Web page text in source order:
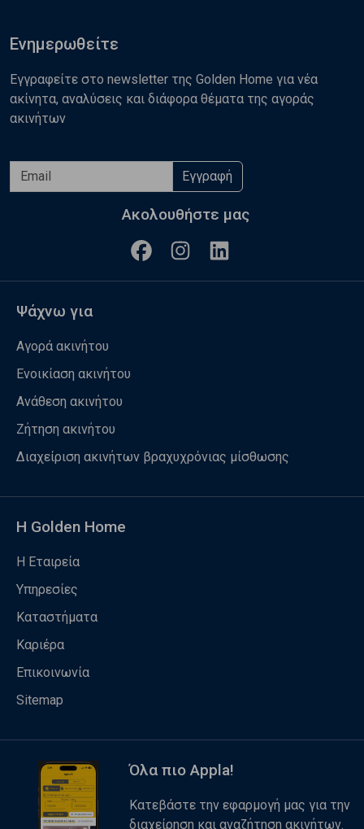
Ενημερωθείτε
Εγγραφείτε στο newsletter της Golden Home για νέα
ακίνητα, αναλύσεις και διάφορα θέματα της αγοράς
ακινήτων
Εγγραφή
Ακολουθήστε μας
Ψάχνω για
Αγορά ακινήτου
Ενοικίαση ακινήτου
Ανάθεση ακινήτου
Ζήτηση ακινήτου
Διαχείριση ακινήτων βραχυχρόνιας μίσθωσης
Η Golden Home
Η Εταιρεία
Υπηρεσίες
Καταστήματα
Καριέρα
Επικοινωνία
Sitemap
Όλα πιο Appla!
Κατεβάστε την εφαρμογή μας για την
διαχείρηση και αναζήτηση ακινήτων.